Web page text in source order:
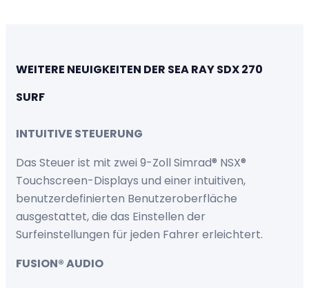
WEITERE NEUIGKEITEN DER SEA RAY SDX 270
SURF
INTUITIVE STEUERUNG
Das Steuer ist mit zwei 9-Zoll Simrad® NSX®
Touchscreen-Displays und einer intuitiven,
benutzerdefinierten Benutzeroberfläche
ausgestattet, die das Einstellen der
Surfeinstellungen für jeden Fahrer erleichtert.
FUSION® AUDIO